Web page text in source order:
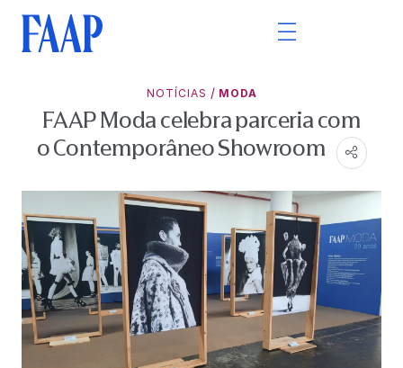
NOTÍCIAS / MODA
FAAP Moda celebra parceria com
o Contemporâneo Showroom